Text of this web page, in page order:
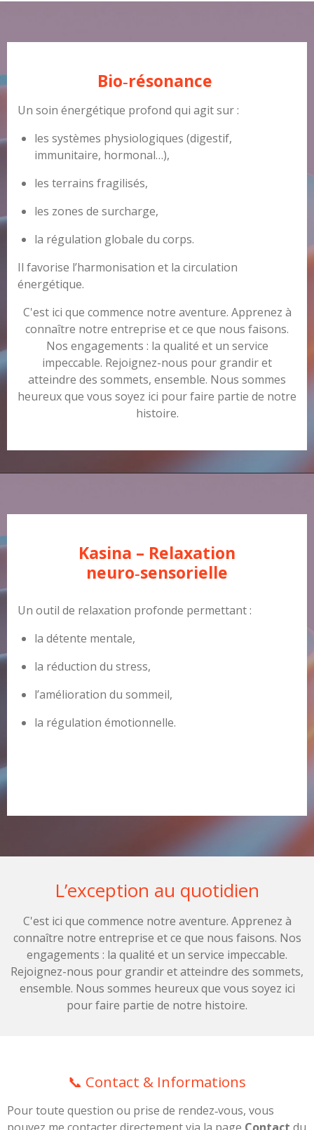
Bio‑résonance
Un soin énergétique profond qui agit sur :
les systèmes physiologiques (digestif,
immunitaire, hormonal…),
les terrains fragilisés,
les zones de surcharge,
la régulation globale du corps.
Il favorise l’harmonisation et la circulation
énergétique.
C'est ici que commence notre aventure. Apprenez à
connaître notre entreprise et ce que nous faisons.
Nos engagements : la qualité et un service
impeccable. Rejoignez-nous pour grandir et
atteindre des sommets, ensemble. Nous sommes
heureux que vous soyez ici pour faire partie de notre
histoire.
Kasina – Relaxation
neuro‑sensorielle
Un outil de relaxation profonde permettant :
la détente mentale,
la réduction du stress,
l’amélioration du sommeil,
la régulation émotionnelle.
L’exception au quotidien
C'est ici que commence notre aventure. Apprenez à
connaître notre entreprise et ce que nous faisons. Nos
engagements : la qualité et un service impeccable.
Rejoignez-nous pour grandir et atteindre des sommets,
ensemble. Nous sommes heureux que vous soyez ici
pour faire partie de notre histoire.
📞 Contact & Informations
Pour toute question ou prise de rendez‑vous, vous